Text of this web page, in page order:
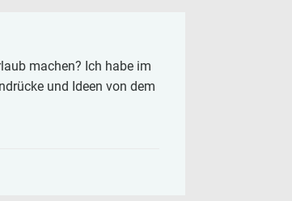
machen? Ich habe im
und Ideen von dem